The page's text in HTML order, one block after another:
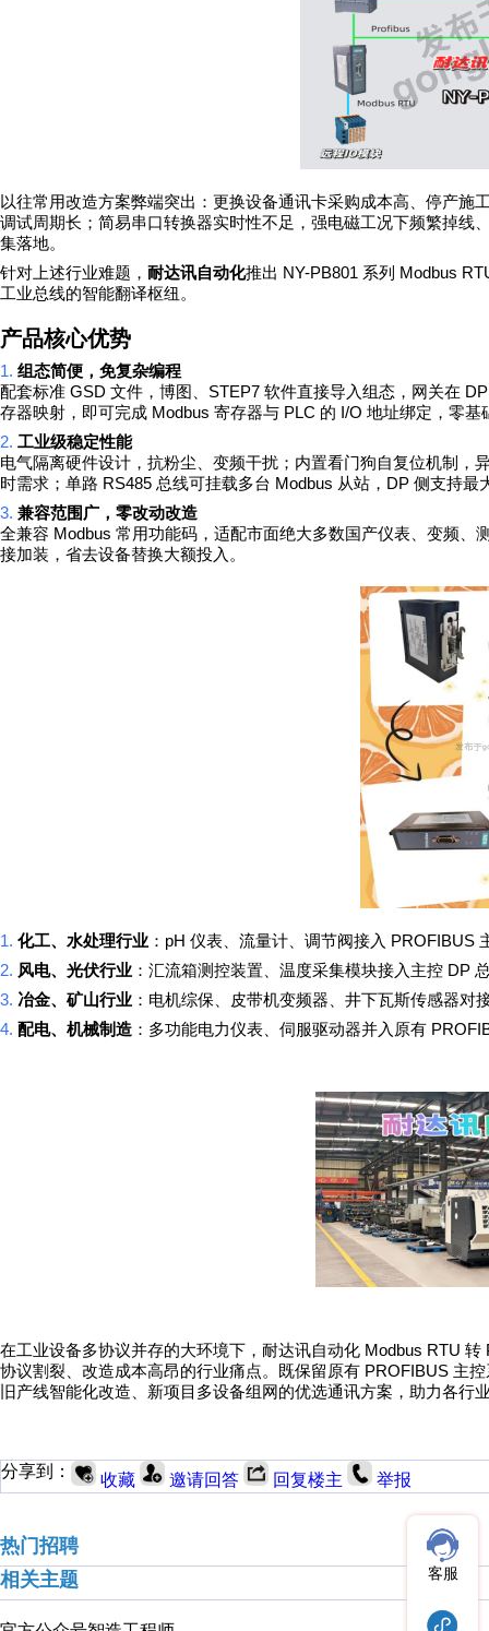
以往常用改造方案弊端突出：更换设备通讯卡采购成本高、停产施
调试周期长；简易串口转换器实时性不足，强电磁工况下频繁掉
集落地。
针对上述行业难题， 耐达讯自动化推出 NY-PB801 系列 Modbus
工业总线的智能翻译枢纽。
产品核心优势
1. 组态简便，免复杂编程
配套标准 GSD 文件，博图、 STEP7 软件直接导入组态，网关在
存器映射，即可完成 Modbus 寄存器与 PLC 的 I/O 地址绑定，零基
2. 工业级稳定性能
电气隔离硬件设计，抗粉尘、变频干扰；内置看门狗自复位机制
时需求；单路 RS485 总线可挂载多台 Modbus 从站， DP 侧支持最
3. 兼容范围广，零改动改造
全兼容 Modbus 常用功能码，适配市面绝大多数国产仪表、变频、
接加装，省去设备替换大额投入。
1. 化工、水处理行业 ： pH 仪表、流量计、调节阀接入 PROFIBUS
2. 风电、光伏行业 ：汇流箱测控装置、温度采集模块接入主控 DP
3. 冶金、矿山行业 ：电机综保、皮带机变频器、井下瓦斯传感器对
4. 配电、机械制造 ：多功能电力仪表、伺服驱动器并入原有
在工业设备多协议并存的大环境下，耐达讯自动化 Modbus RTU 转
协议割裂、改造成本高昂的行业痛点。既保留原有 PROFIBUS 主
旧产线智能化改造、新项目多设备组网的优选通讯方案，助力各行
分享到： 收藏 邀请回答 回复楼主 举报
热门招聘
相关主题
客服